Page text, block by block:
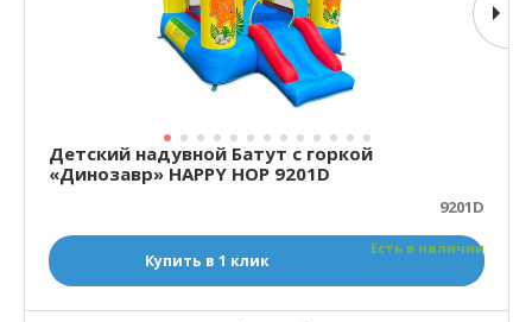
Детский надувной Батут с горкой
«Динозавр» HAPPY HOP 9201D
9201D
Есть в наличии
Купить в 1 клик